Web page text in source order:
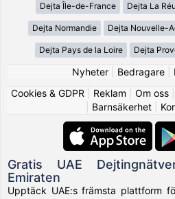
Dejta Île-de-France Dejta La
Dejta Normandie Dejta Nouvelle-
Dejta Pays de la Loire Dejta
Nyheter| Bedragare|
Cookies & GDPR
Reklam Om oss|
Barnsäkerhet|
Gratis UAE
Emiraten
Upptäck UAE:s främsta plattform